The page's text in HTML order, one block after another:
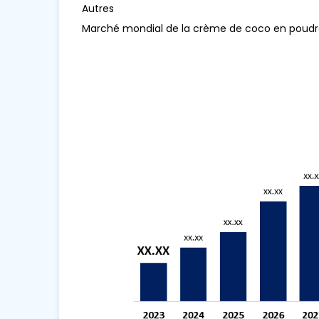
Autres
Marché mondial de la crème de coco en